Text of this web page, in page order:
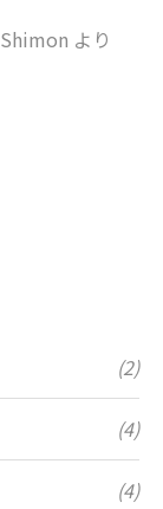
Shimon より
(2)
(4)
(4)